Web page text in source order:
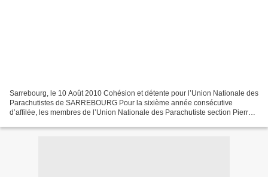
Sarrebourg, le 10 Août 2010 Cohésion et détente pour l’Union Nationale des
Parachutistes de SARREBOURG Pour la sixième année consécutive
d’affilée, les membres de l’Union Nationale des Parachutiste section Pierre